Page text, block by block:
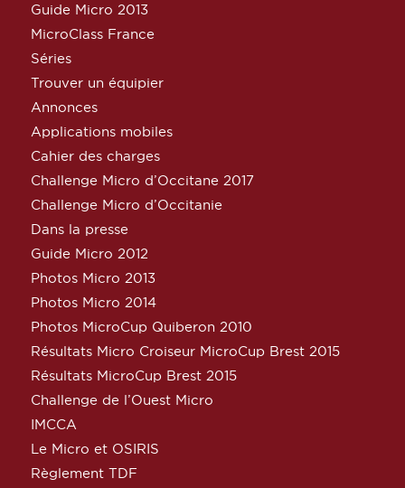
Guide Micro 2013
MicroClass France
Séries
Trouver un équipier
Annonces
Applications mobiles
Cahier des charges
Challenge Micro d’Occitane 2017
Challenge Micro d’Occitanie
Dans la presse
Guide Micro 2012
Photos Micro 2013
Photos Micro 2014
Photos MicroCup Quiberon 2010
Résultats Micro Croiseur MicroCup Brest 2015
Résultats MicroCup Brest 2015
Challenge de l’Ouest Micro
IMCCA
Le Micro et OSIRIS
Règlement TDF